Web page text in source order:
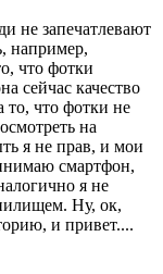
не запечатлевают
например,
что фотки
сейчас качество
то, что фотки не
на
я не прав, и мои
смартфон,
я не
Ну, ок,
и привет....